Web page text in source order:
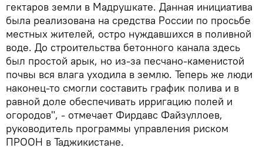
гектаров земли в Мадрушкате. Данная инициатива
была реализована на средства России по просьбе
местных жителей, остро нуждавшихся в поливной
воде. До строительства бетонного канала здесь
был простой арык, но из-за песчано-каменистой
почвы вся влага уходила в землю. Теперь же люди
наконец-то смогли составить график полива и в
равной доле обеспечивать ирригацию полей и
огородов", - отмечает Фирдавс Файзуллоев,
руководитель программы управления риском
ПРООН в Таджикистане.